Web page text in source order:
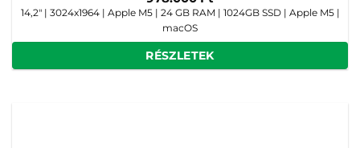
14,2" | 3024x1964 | Apple M5 | 24 GB RAM | 1024GB SSD | Apple M5 |
macOS
RÉSZLETEK